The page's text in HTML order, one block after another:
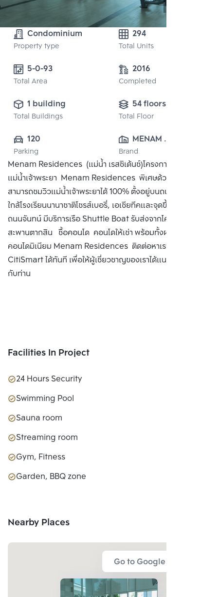
Condominium
Property type
294
Total Units
5-0-93
Total Area
2016
Completed
1 building
Total Buildings
54 floors
Total Floor
120
Parking
MENAM
RESIDENCES
CO., LTD.
Brand
Menam Residences (แม่น้ำ เรสซิเด้นซ์)โครงการสุดหรูริม
แม่น้ำเจ้าพระยา Menam Residences พิเศษด้วยทุกยูนิต
สามารถชมวิวแม่น้ำเจ้าพระยาได้ 100% ตั้งอยู่บนถนนเจริญกรุง
ใกล้โรงเรียนนานาชาติโชรส์เบอรี่, เอเชียทีคและจุดขึ้นลงทางด่วน
ถนนจันทน์ มีบริการเรือ Shuttle Boat รับส่งจากโครงการ - BTS
สะพานตากสิน ซื้อคอนโด คอนโดให้เช่า พร้อมทั้งฝากขาย
คอนโดมิเนียม Menam Residences ติดต่อหาเรา Bangkok
CitiSmart ได้ทันที เพื่อให้ผู้เชี่ยวชาญของเราได้แนะนำคอนโดให้
กับท่าน
Facilities In Project
24 Hours Security
Swimming Pool
Sauna room
Streaming room
Gym, Fitness
Garden, BBQ zone
Nearby Places
Go to Google Map